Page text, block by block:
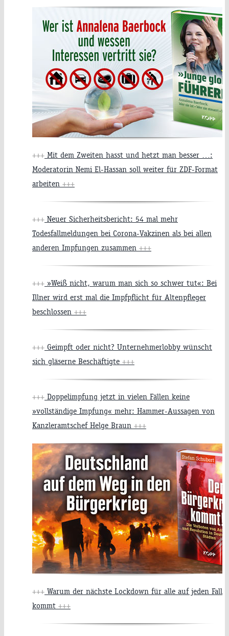
+++ Mit dem Zweiten hasst und hetzt man besser …:
Moderatorin Nemi El-Hassan soll weiter für ZDF-Format
arbeiten +++
+++ Neuer Sicherheitsbericht: 54 mal mehr
Todesfallmeldungen bei Corona-Vakzinen als bei allen
anderen Impfungen zusammen +++
+++ »Weiß nicht, warum man sich so schwer tut«: Bei
Illner wird erst mal die Impfpflicht für Altenpfleger
beschlossen +++
+++ Geimpft oder nicht? Unternehmerlobby wünscht
sich gläserne Beschäftigte +++
+++ Doppelimpfung jetzt in vielen Fällen keine
»vollständige Impfung« mehr: Hammer-Aussagen von
Kanzleramtschef Helge Braun +++
+++ Warum der nächste Lockdown für alle auf jeden Fall
kommt +++